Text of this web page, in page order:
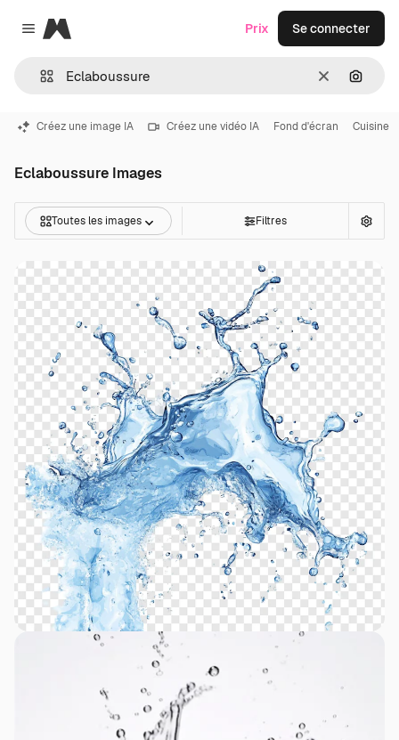
Close menu
Magnific
Effacer
Prix Se connecter
Créez une image IA Créez une vidéo IA Fond d'écran Cuisine
Eclaboussure Images
Toutes les images Filtres